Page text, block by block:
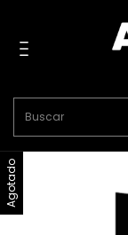
Agotado